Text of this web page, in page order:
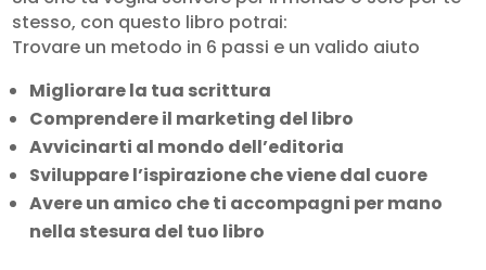
stesso, con questo libro potrai:
Trovare un metodo in 6 passi e un valido aiuto
Migliorare la tua scrittura
Comprendere il marketing del libro
Avvicinarti al mondo dell’editoria
Sviluppare l’ispirazione che viene dal cuore
Avere un amico che ti accompagni per mano
nella stesura del tuo libro